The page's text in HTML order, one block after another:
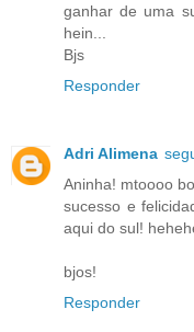
ganhar de uma
hein...
Bjs
Responder
Adri Alimena
Aninha! mtoooo
sucesso e
aqui do sul!
bjos!
Responder